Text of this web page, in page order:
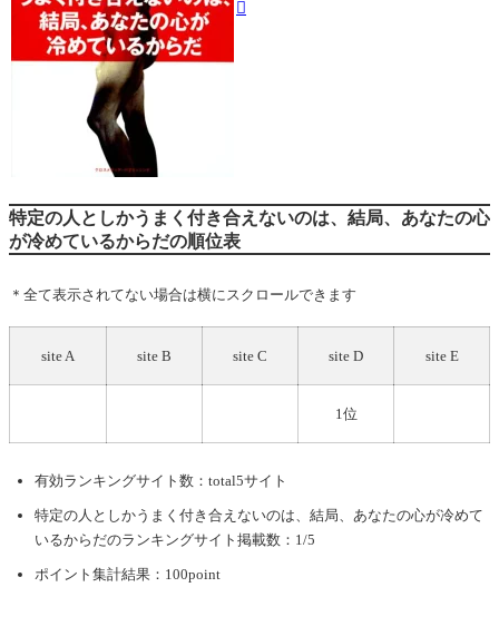
特定の人としかうまく付き合えないのは、結局、あなたの心
が冷めているからだの順位表
＊全て表示されてない場合は横にスクロールできます
site A site B site C site D site E
1位
有効ランキングサイト数：total5サイト
特定の人としかうまく付き合えないのは、結局、あなたの心が冷めて
いるからだのランキングサイト掲載数：1/5
ポイント集計結果：100point